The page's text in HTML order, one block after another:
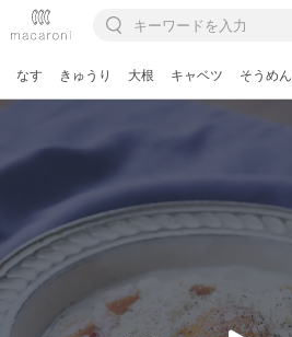
なす きゅうり 大根 キャベツ そうめん